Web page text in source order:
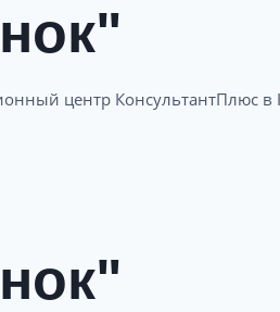
центр КонсультантПлюс в